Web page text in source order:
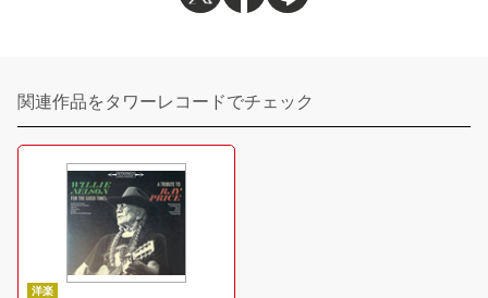
関連作品をタワーレコードでチェック
洋楽